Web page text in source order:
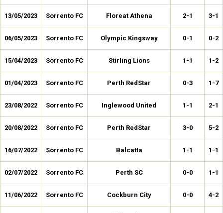
13/05/2023 Sorrento FC Floreat Athena 2-1 3-1
06/05/2023 Sorrento FC Olympic Kingsway 0-1 0-2
15/04/2023 Sorrento FC Stirling Lions 1-1 1-2
01/04/2023 Sorrento FC Perth RedStar 0-3 1-7
23/08/2022 Sorrento FC Inglewood United 1-1 2-1
20/08/2022 Sorrento FC Perth RedStar 3-0 5-2
16/07/2022 Sorrento FC Balcatta 1-1 1-1
02/07/2022 Sorrento FC Perth SC 0-0 1-1
11/06/2022 Sorrento FC Cockburn City 0-0 4-2